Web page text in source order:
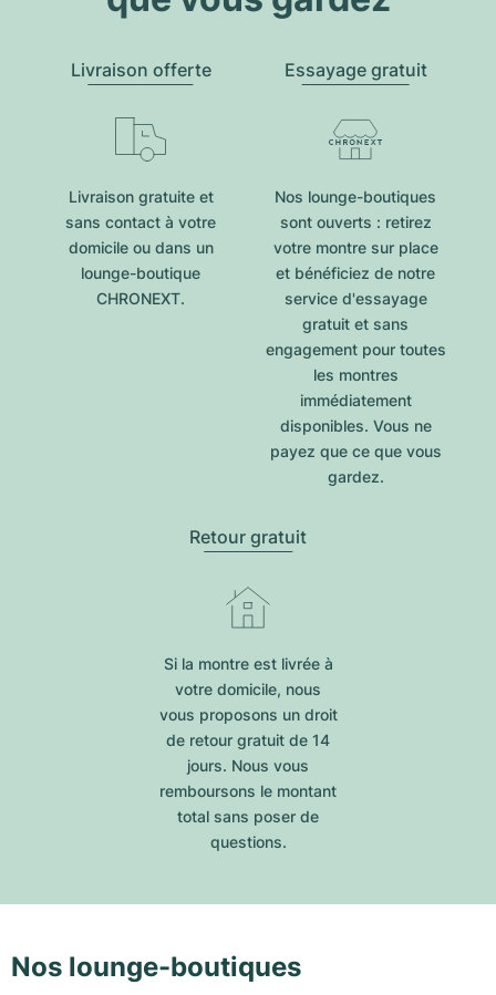
Livraison offerte
Livraison gratuite et
sans contact à votre
domicile ou dans un
lounge-boutique
CHRONEXT.
Essayage gratuit
Nos lounge-boutiques
sont ouverts : retirez
votre montre sur place
et bénéficiez de notre
service d'essayage
gratuit et sans
engagement pour toutes
les montres
immédiatement
disponibles. Vous ne
payez que ce que vous
gardez.
Retour gratuit
Si la montre est livrée à
votre domicile, nous
vous proposons un droit
de retour gratuit de 14
jours. Nous vous
remboursons le montant
total sans poser de
questions.
Nos lounge-boutiques